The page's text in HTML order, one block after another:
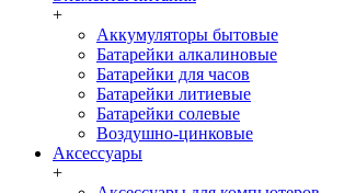
+
Аккумуляторы бытовые
Батарейки алкалиновые
Батарейки для часов
Батарейки литиевые
Батарейки солевые
Воздушно-цинковые
Аксессуары
+